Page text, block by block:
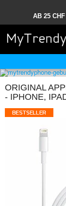
AB 25
ORIGINAL
- IPHONE,